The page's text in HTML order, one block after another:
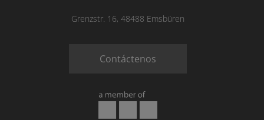
Grenzstr. 16, 48488 Emsbüren
Contáctenos